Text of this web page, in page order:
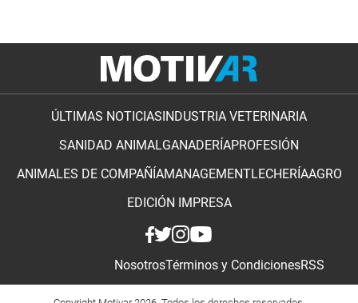
ÚLTIMAS NOTICIAS INDUSTRIA VETERINARIA
SANIDAD ANIMALGANADERÍAPROFESIÓN
ANIMALES DE COMPAÑÍAMANAGEMENTLECHERÍAAGRO
EDICIÓN IMPRESA
NosotrosTérminos y CondicionesRSS